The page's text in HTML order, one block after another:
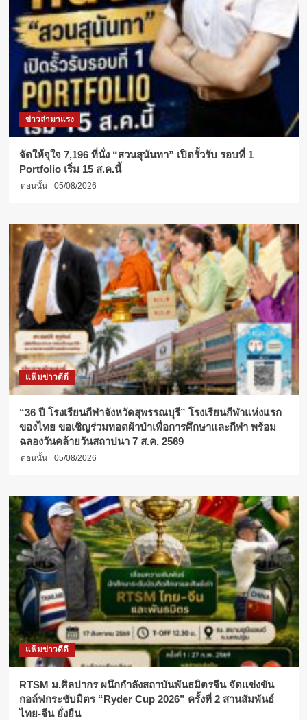
ข่าวล่ามาแรง
จัดให้จุใจ 7,196 ที่นั่ง “สวนสุนันทา” เปิดรั้วรับ รอบที่ 1
Portfolio เริ่ม 15 ส.ค.นี้
ตอนนั้น 05/08/2026
แฟ้มข่าวดีดี
“36 ปี โรงเรียนกีฬาจังหวัดสุพรรณบุรี” โรงเรียนกีฬาแห่งแรก
ของไทย ขอเชิญร่วมทอดผ้าป่าเพื่อการศึกษาและกีฬา พร้อม
ฉลองวันคล้ายวันสถาปนา 7 ส.ค. 2569
ตอนนั้น 05/08/2026
แฟ้มข่าวดีดี
RTSM ม.ศิลปากร ผนึกกำลังสถาบันพันธมิตรจีน จัดแข่งขัน
กอล์ฟกระชับมิตร “Ryder Cup 2026” ครั้งที่ 2 สานสัมพันธ์
ไทย-จีน ยั่งยืน